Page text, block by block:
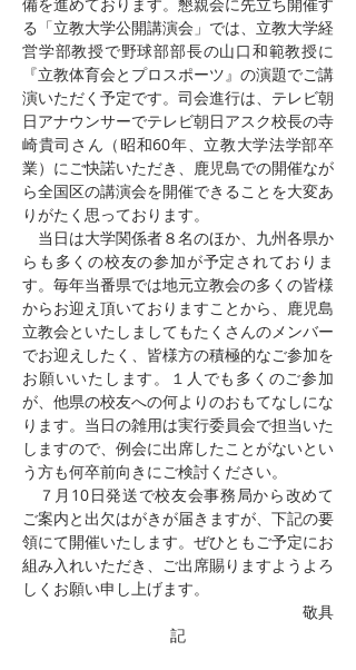
る「立教大学公開講演会」では、立教大学経
営学部教授で野球部部長の山口和範教授に
『立教体育会とプロスポーツ』の演題でご講
演いただく予定です。司会進行は、テレビ朝
日アナウンサーでテレビ朝日アスク校長の寺
崎貴司さん（昭和60年、立教大学法学部卒
業）にご快諾いただき、鹿児島での開催なが
ら全国区の講演会を開催できることを大変あ
りがたく思っております。
当日は大学関係者８名のほか、九州各県か
らも多くの校友の参加が予定されておりま
す。毎年当番県では地元立教会の多くの皆様
からお迎え頂いておりますことから、鹿児島
立教会といたしましてもたくさんのメンバー
でお迎えしたく、皆様方の積極的なご参加を
お願いいたします。１人でも多くのご参加
が、他県の校友への何よりのおもてなしにな
ります。当日の雑用は実行委員会で担当いた
しますので、例会に出席したことがないとい
う方も何卒前向きにご検討ください。
７月10日発送で校友会事務局から改めて
ご案内と出欠はがきが届きますが、下記の要
領にて開催いたします。ぜひともご予定にお
組み入れいただき、ご出席賜りますようよろ
しくお願い申し上げます。
敬具
記